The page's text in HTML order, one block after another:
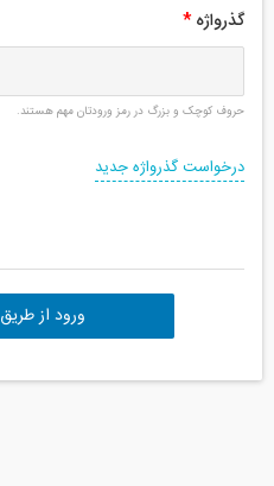
گذرواژه *
حروف کوچک و بزرگ در رمز ورودتان مهم هستند.
درخواست گذرواژه جدید
ورود از طریق Linkedin